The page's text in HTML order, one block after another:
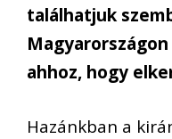
találhatjuk
ahhoz, hogy
Hazánkban a